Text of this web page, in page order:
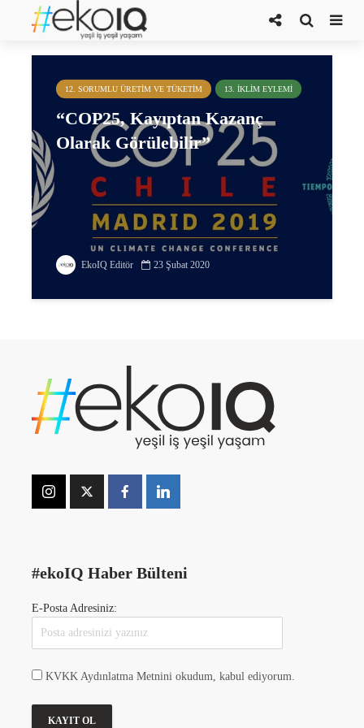
EK-1 listesi
12. SORUMLU ÜRETIM VE TÜKETIM 13. İKLIM EYLEMI
“COP25, Kayıptan Kazanç
Olarak Görülebilir”
EkoIQ Editör 23 Şubat 2020
#ekoIQ Haber Bülteni
E-Posta Adresiniz:
KVKK Aydınlatma Metnini okudum, kabul ediyorum.